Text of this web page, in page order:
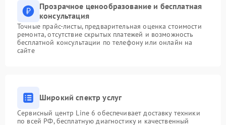
Прозрачное ценообразование и бесплатная
консультация
Точные прайс-листы, предварительная оценка стоимости
ремонта, отсутствие скрытых платежей и возможность
бесплатной консультации по телефону или онлайн на
сайте
Широкий спектр услуг
Сервисный центр Line 6 обеспечивает доставку техники
по всей РФ, бесплатную диагностику и качественный